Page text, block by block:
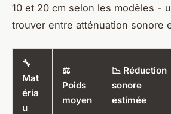
10 et 20 cm selon les modèles -
trouver entre atténuation sonore
🔧
Mat
éria
u
⚖️
Poids
moyen
📉 Réduction
sonore
estimée